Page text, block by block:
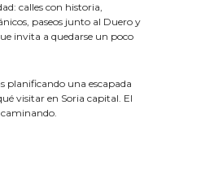
calles con historia,
paseos junto al Duero y
invita a quedarse un poco
planificando una escapada
visitar en Soria capital. El
caminando.